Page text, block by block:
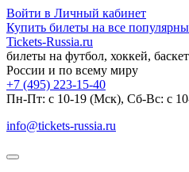
Войти в Личный кабинет
Купить билеты на все
Tickets-Russia.ru
билеты на футбол, хоккей,
России и по всему миру
+7 (495) 223-15-40
Пн-Пт: c 10-19 (Мск), Сб-Вс: с
info@tickets-russia.ru